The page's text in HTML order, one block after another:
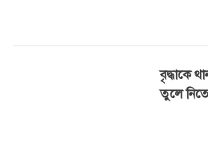
বৃদ্ধাকে
তুলে